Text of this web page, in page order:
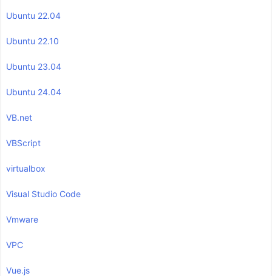
Ubuntu 22.04
Ubuntu 22.10
Ubuntu 23.04
Ubuntu 24.04
VB.net
VBScript
virtualbox
Visual Studio Code
Vmware
VPC
Vue.js